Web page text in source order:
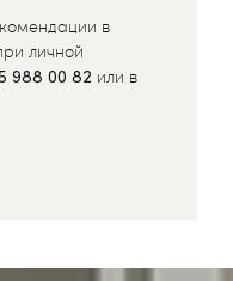
в
личной
988 00 82 или в